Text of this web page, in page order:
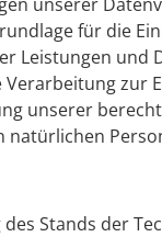
für die
Leistungen
unserer
Stands der